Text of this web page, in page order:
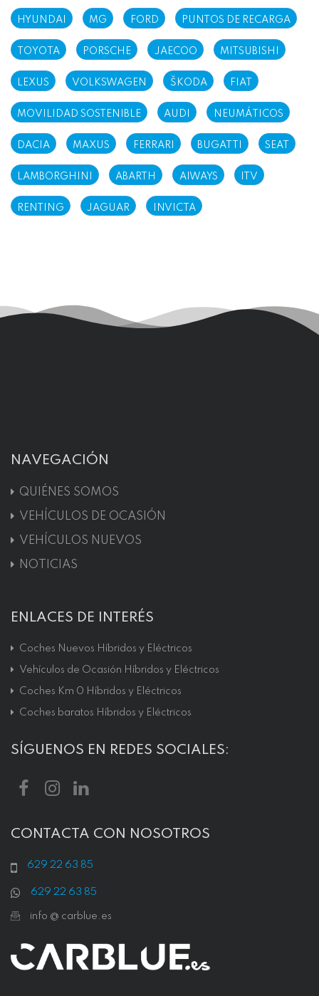
HYUNDAI MG FORD PUNTOS DE RECARGA
TOYOTA PORSCHE JAECOO MITSUBISHI
LEXUS VOLKSWAGEN ŠKODA FIAT
MOVILIDAD SOSTENIBLE AUDI NEUMÁTICOS
DACIA MAXUS FERRARI BUGATTI SEAT
LAMBORGHINI ABARTH AIWAYS ITV
RENTING JAGUAR INVICTA
NAVEGACIÓN
QUIÉNES SOMOS
VEHÍCULOS DE OCASIÓN
VEHÍCULOS NUEVOS
NOTICIAS
ENLACES DE INTERÉS
Coches Nuevos Híbridos y Eléctricos
Vehículos de Ocasión Híbridos y Eléctricos
Coches Km 0 Híbridos y Eléctricos
Coches baratos Híbridos y Eléctricos
SÍGUENOS EN REDES SOCIALES:
CONTACTA CON NOSOTROS
629 22 63 85
629 22 63 85
info @ carblue.es